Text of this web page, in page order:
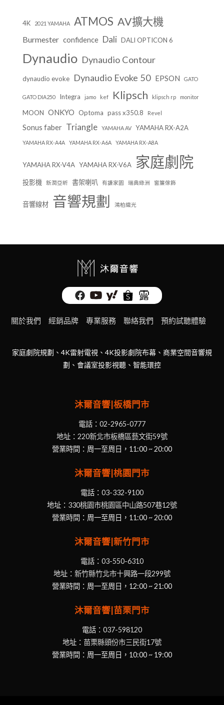
4K 2021 YAMAHA ATMOS AV擴大機
Burmester confidence Dali DALI OPTICON 6
Dynaudio Dynaudio Contour
dynaudio evoke Dynaudio Evoke 50 EPSON GATO
GATO DIA250 Integra jamo kef Klipsch klipsch rp monitor
MOON ONKYO Optoma pass x350.8 Revel
Sonus faber Triangle YAMAHA AV YAMAHA RX-A2A
YAMAHA RX-A4A YAMAHA RX-A6A YAMAHA RX-A8A
YAMAHA RX-V4A YAMAHA RX-V6A 家庭劇院
投影機 新潤亞昕 書架喇叭 有謙家園 瑞典綠洲 窗簾傢飾
音響線材 音響規劃 鴻柏織光
關於我們 經銷品牌 專業服務 聯絡我們 預約試聽體驗
家庭劇院規劃、4K雷射電視、4K投影劇院布幕、商業空間音響規
劃、會議室投影視聽、智能環控
沐爾音響|板橋門市
電話： 02-2965-0777
地址： 220新北市板橋區藝文街59號
營業時間：周一至周日，11:00 ~ 20:00
沐爾音響|桃園門市
電話： 03-332-9100
地址： 330桃園市桃園區中山路507巷12號
營業時間：周一至周日，11:00 ~ 20:00
沐爾音響|新竹門市
電話： 03-550-6310
地址： 新竹縣竹北市十興路一段299號
營業時間：周一至周日，12:00 ~ 21:00
沐爾音響|苗栗門市
電話： 037-598120
地址： 苗栗縣頭份市三民街17號
營業時間：周一至周日，10:00 ~ 19:00